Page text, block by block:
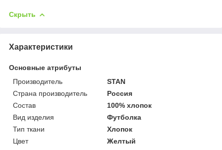
Скрыть
Характеристики
Основные атрибуты
Производитель
STAN
Страна производитель
Россия
Состав
100% хлопок
Вид изделия
Футболка
Тип ткани
Хлопок
Цвет
Желтый